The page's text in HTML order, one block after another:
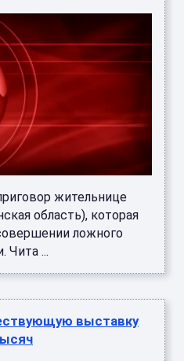
жительнице
область), которая
ложного
Чита ...
выставку